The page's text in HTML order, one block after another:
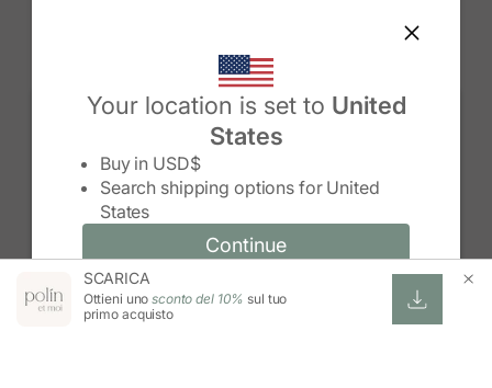
Your location is set to United
States
Buy in USD$
Search shipping options for United
States
Continue
Change country/region and language
Change country/region
Continue
TONGA (TOP T$)
TRINIDAD E TOBAGO (TTD $)
TUNISIA (USD $)
TURCHIA (TRY ₺)
TURKMENISTAN (USD $)
UNGHERIA (EUR €)
UZBEKISTAN (UZS SO'M)
VANUATU (VUV VT)
VIETNAM (VND ₫)
WALLIS E FUTUNA (XPF FR)
SCARICA
Ottieni unosconto del 10% sul tuo
primo acquisto